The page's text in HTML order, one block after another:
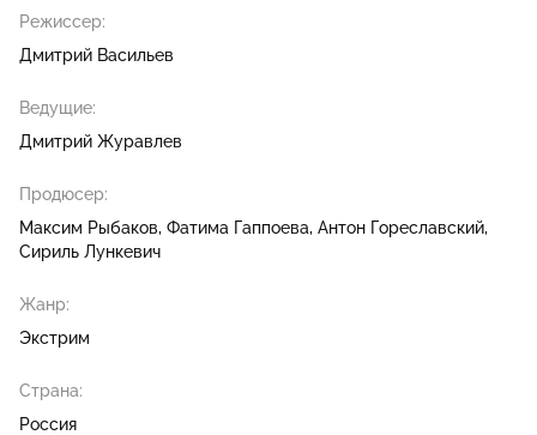
Режиссер:
Дмитрий Васильев
Ведущие:
Дмитрий Журавлев
Продюсер:
Максим Рыбаков Фатима Гаппоева Антон Гореславский
Сириль Лункевич
Жанр:
Экстрим
Страна:
Россия